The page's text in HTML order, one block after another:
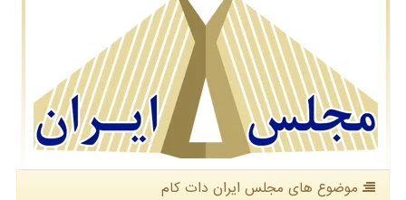
موضوع های مجلس ایران دات كام